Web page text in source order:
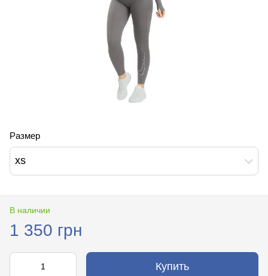
Размер
xs
В наличии
1 350 грн
Купить